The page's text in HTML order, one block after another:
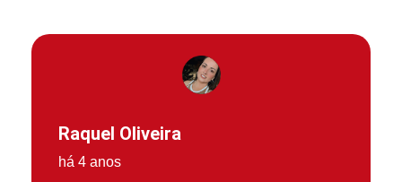
Raquel Oliveira
há 4 anos